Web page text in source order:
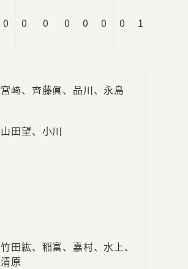
0 0 0 0 0 0 0 1
宮﨑、齊藤眞、品川、永島
山田望、小川
竹田紘、稲富、嘉村、水上、
清原